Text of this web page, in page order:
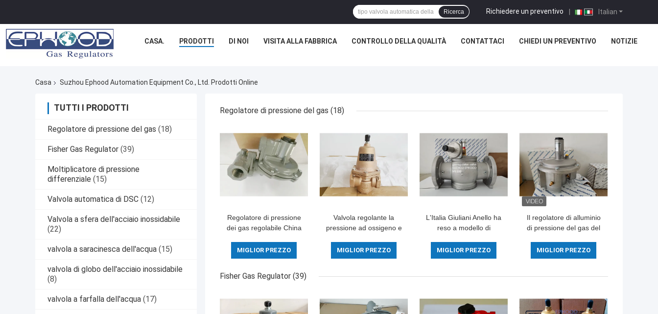
Italian
Richiedere un preventivo |
Ricerca
CASA. PRODOTTI DI NOI VISITA ALLA FABBRICA CONTROLLO DELLA QUALITÀ CONTATTACI CHIEDI UN PREVENTIVO NOTIZIE
Casa Suzhou Ephood Automation Equipment Co., Ltd. Prodotti Online
TUTTI I PRODOTTI
Regolatore di pressione del gas (18)
Fisher Gas Regulator (39)
Moltiplicatore di pressione
differenziale (15)
Valvola automatica di DSC (12)
Valvola a sfera dell'acciaio inossidabile
(22)
valvola a saracinesca dell'acqua (15)
valvola di globo dell'acciaio inossidabile
(8)
valvola a farfalla dell'acqua (17)
Regolatore di pressione del gas (18)
Regolatore di pressione
dei gas regolabile China
regolatore di riduzione
della pressione
MIGLIOR PREZZO
Valvola regolante la
pressione ad ossigeno e
del modello
E55/materiale bronzeo
Fisher
MIGLIOR PREZZO
L'Italia Giuliani Anello ha
reso a modello di
di pressione di alluminio
di GPL con la valvola
MIGLIOR PREZZO
Il regolatore di alluminio
di pressione del gas del
costruito in filtro Italia
Giuliani Anello ha fatto
MIGLIOR PREZZO
Fisher Gas Regulator (39)